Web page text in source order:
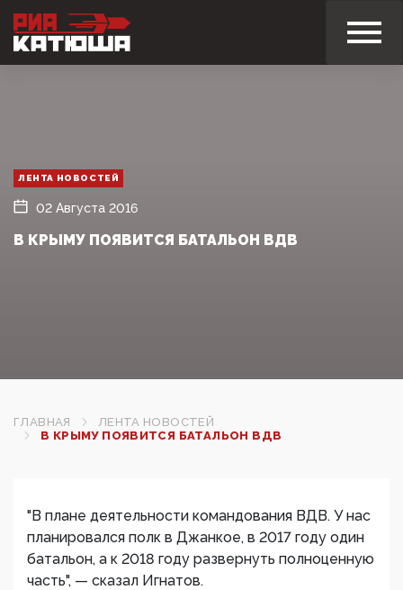
ЛЕНТА НОВОСТЕЙ
02 Августа 2016
В КРЫМУ ПОЯВИТСЯ БАТАЛЬОН ВДВ
ГЛАВНАЯ
ЛЕНТА НОВОСТЕЙ
В КРЫМУ ПОЯВИТСЯ БАТАЛЬОН ВДВ
"В плане деятельности командования ВДВ. У нас
планировался полк в Джанкое, в 2017 году один
батальон, а к 2018 году развернуть полноценную
часть", — сказал Игнатов.